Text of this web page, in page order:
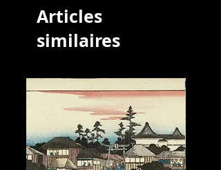
Articles
similaires